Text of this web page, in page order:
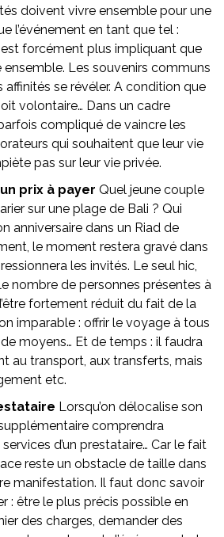
doivent vivre ensemble pour une
l’événement en tant que tel :
forcément plus impliquant que
ensemble. Les souvenirs communs
affinités se révéler. A condition que
volontaire… Dans un cadre
compliqué de vaincre les
qui souhaitent que leur vie
pas sur leur vie privée.
prix à payer Quel jeune couple
sur une plage de Bali ? Qui
anniversaire dans un Riad de
le moment restera gravé dans
les invités. Le seul hic,
nombre de personnes présentes à
fortement réduit du fait de la
imparable : offrir le voyage à tous
moyens… Et de temps : il faudra
au transport, aux transferts, mais
etc.
Lorsqu’on délocalise son
comprendra
d’un prestataire… Car le fait
reste un obstacle de taille dans
manifestation. Il faut donc savoir
: être le plus précis possible en
des charges, demander des